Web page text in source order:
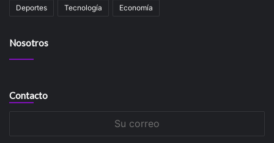
Deportes Tecnología Economía
Nosotros
Contacto